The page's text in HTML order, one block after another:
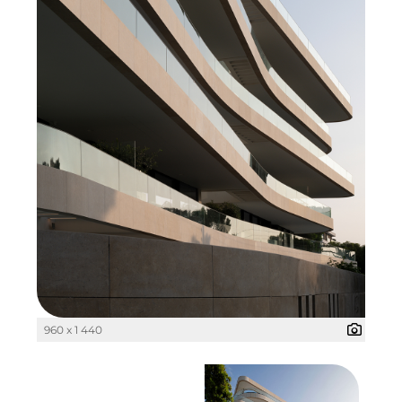
Quartier am Bahnhof Taufkirchen
R&S Immobilienmanagement GmbH
RE/MAX Germany
Rock Capital Group
Schwaiger Group
Scrivo Communications
The Q
960 x 1 440